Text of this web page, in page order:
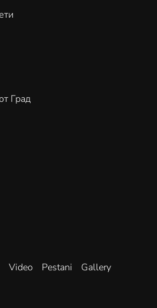
Град
Video Pestani
Gallery